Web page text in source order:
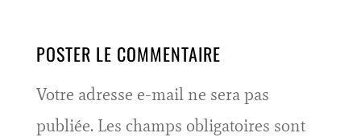
POSTER LE COMMENTAIRE
Votre adresse e-mail ne sera pas
publiée. Les champs obligatoires sont